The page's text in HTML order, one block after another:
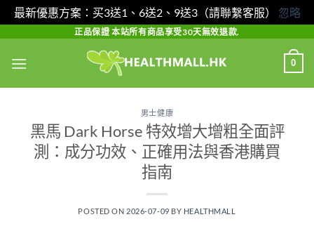
最新優惠方案：买3送1、6送2、9送3（請聯繫客服） 忽略
content
正品保證 本站所有商品享受30天無效退款.
0
男士健康
黑馬 Dark Horse 特效增大增粗全面評
測：成分功效、正確用法與香港購買
指南
POSTED ON 2026-07-09 BY HEALTHMALL